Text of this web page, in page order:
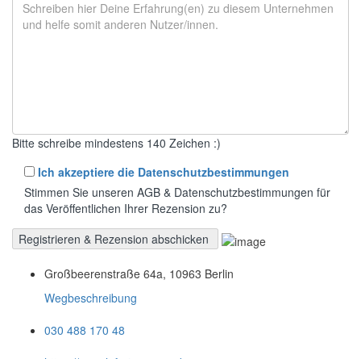
Bitte schreibe mindestens 140 Zeichen :)
Ich akzeptiere die Datenschutzbestimmungen
Stimmen Sie unseren AGB & Datenschutzbestimmungen für
das Veröffentlichen Ihrer Rezension zu?
Großbeerenstraße 64a, 10963 Berlin
Wegbeschreibung
030 488 170 48